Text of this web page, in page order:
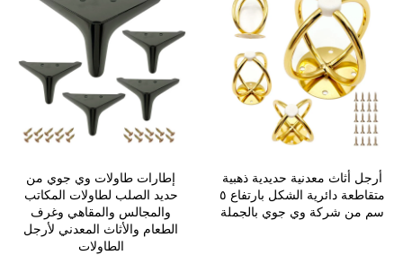
أرجل أثاث معدنية حديدية ذهبية
متقاطعة دائرية الشكل بارتفاع ٥
سم من شركة وي جوي بالجملة
إطارات طاولات وي جوي من
حديد الصلب لطاولات المكاتب
والمجالس والمقاهي وغرف
الطعام والأثاث المعدني لأرجل
الطاولات